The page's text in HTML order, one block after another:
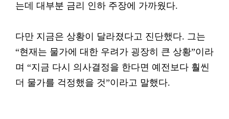
는데 대부분 금리 인하 주장에 가까웠다.
다만 지금은 상황이 달라졌다고 진단했다. 그는
“현재는 물가에 대한 우려가 굉장히 큰 상황”이라
며 “지금 다시 의사결정을 한다면 예전보다 훨씬
더 물가를 걱정했을 것”이라고 말했다.